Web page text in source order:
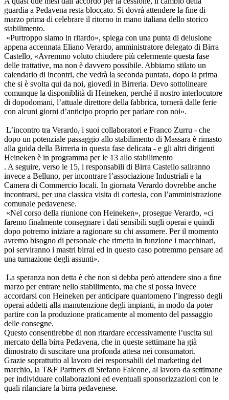
guardia a Pedavena resta bloccato. Si dovrà attendere la fine di
marzo prima di celebrare il ritorno in mano italiana dello storico
stabilimento.
«Purtroppo siamo in ritardo», spiega con una punta di delusione
appena accennata Eliano Verardo, amministratore delegato di Birra
Castello, «Avremmo voluto chiudere più celermente questa fase
delle trattative, ma non è davvero possibile. Abbiamo stilato un
calendario di incontri, che vedrà la seconda puntata, dopo la prima
che si è svolta qui da noi, giovedì in Birreria. Devo sottolineare
comunque la disponiblità di Heineken, perché il nostro interlocutore
di dopodomani, l’attuale direttore della fabbrica, tornerà dalle ferie
con alcuni giorni d’anticipo proprio per parlare con noi».
L’incontro tra Verardo, i suoi collaboratori e Franco Zurru - che
dopo un potenziale passaggio allo stabilimento di Massara è rimasto
alla guida della Birreria in questa fase delicata - e gli altri dirigenti
Heineken è in programma per le 13 allo stabilimento
. A seguire, verso le 15, i responsabili di Birra Castello saliranno
invece a Belluno, per incontrare l’associazione Industriali e la
Camera di Commercio locali. In giornata Verardo dovrebbe anche
incontrarsi, per una classica visita di cortesia, con l’amministrazione
comunale pedavenese.
«Nel corso della riunione con Heineken», prosegue Verardo, «ci
faremo finalmente consegnare i dati sensibili sugli operai e quindi
dopo potremo iniziare a ragionare su chi assumere. Per il momento
avremo bisogno di personale che rimetta in funzione i macchinari,
poi serviranno i mastri birrai ed in questo caso potremmo pensare ad
una turnazione degli assunti».
La speranza non detta è che non si debba però attendere sino a fine
marzo per entrare nello stabilimento, ma che si possa invece
accordarsi con Heineken per anticipare quantomeno l’ingresso degli
operai addetti alla manutenzione degli impianti, in modo da poter
partire con la produzione praticamente al momento del passaggio
delle consegne.
Questo consentirebbe di non ritardare eccessivamente l’uscita sul
mercato della birra Pedavena, che in queste settimane ha già
dimostrato di suscitare una profonda attesa nei consumatori.
Grazie soprattutto al lavoro dei responsabili del marketing del
marchio, la T&F Partners di Stefano Falcone, al lavoro da settimane
per individuare collaborazioni ed eventuali sponsorizzazioni con le
quali rilanciare la birra pedavenese.